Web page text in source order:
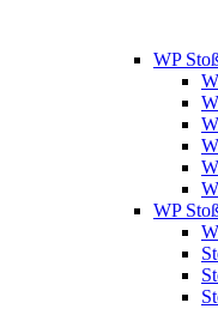
WP
WP